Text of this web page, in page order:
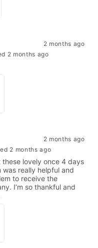
2 months ago
2 months ago
2 months ago
2 months ago
lovely once 4 days
really helpful and
to receive the
I’m so thankful and